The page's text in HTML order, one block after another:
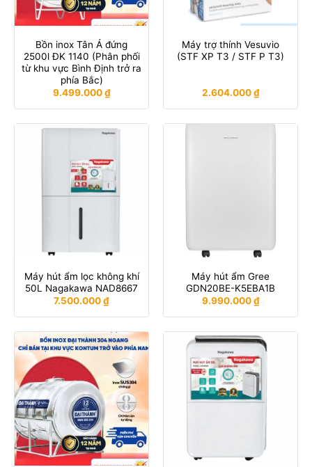
Bồn inox Tân Á đứng
2500l ĐK 1140 (Phân phối
từ khu vực Bình Định trở ra
phía Bắc)
9.499.000₫
Máy trợ thính Vesuvio
(STF XP T3 / STF P T3)
2.604.000₫
Máy hút ẩm lọc không khí
50L Nagakawa NAD8667
7.500.000₫
Máy hút ẩm Gree
GDN20BE-K5EBA1B
9.990.000₫